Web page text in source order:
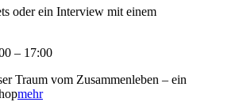
oder ein Interview mit einem
– 17:00
Traum vom Zusammenleben – ein
mehr